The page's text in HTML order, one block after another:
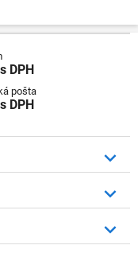
DPH
pošta
DPH